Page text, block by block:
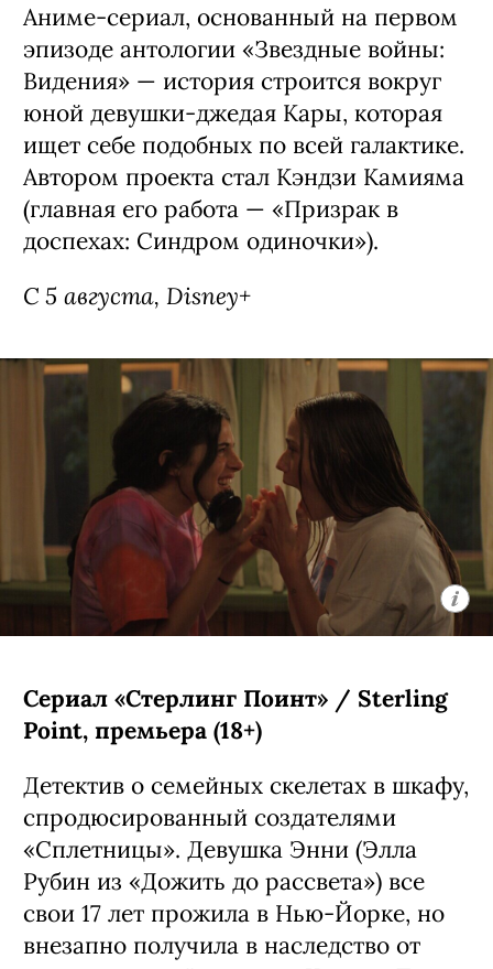
Аниме-сериал, основанный на первом
эпизоде антологии «Звездные войны:
Видения» — история строится вокруг
юной девушки-джедая Кары, которая
ищет себе подобных по всей галактике.
Автором проекта стал Кэндзи Камияма
(главная его работа — «Призрак в
доспехах: Синдром одиночки»).
С 5 августа, Disney+
Сериал «Стерлинг Поинт» / Sterling
Point, премьера (18+)
Детектив о семейных скелетах в шкафу,
спродюсированный создателями
«Сплетницы». Девушка Энни (Элла
Рубин из «Дожить до рассвета») все
свои 17 лет прожила в Нью-Йорке, но
внезапно получила в наследство от